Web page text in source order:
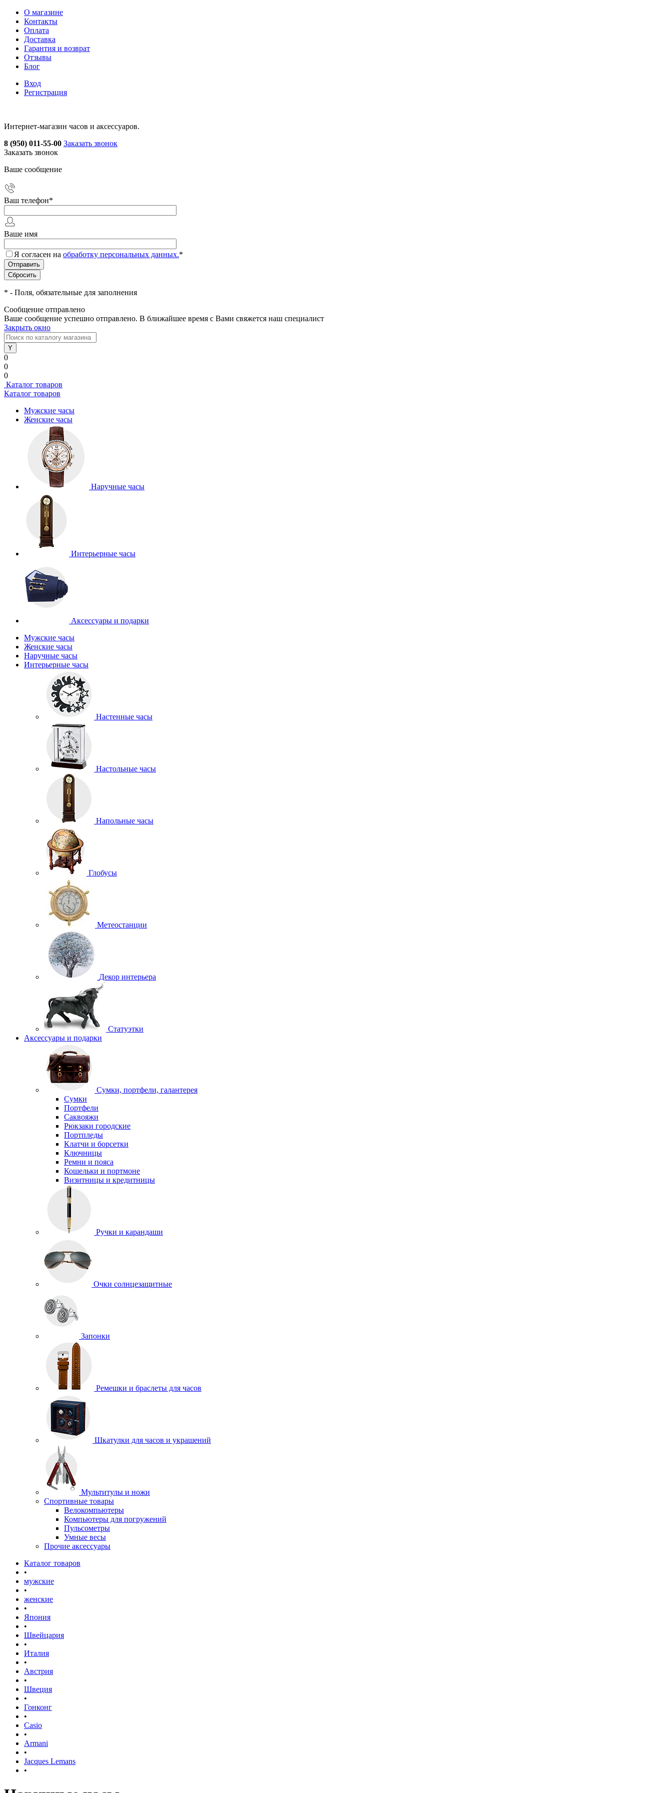
О магазине
Контакты
Оплата
Доставка
Гарантия и возврат
Отзывы
Блог
Вход
Регистрация
Интернет-магазин часов и аксессуаров.
8 (950) 011-55-00 Заказать звонок
Заказать звонок
Ваше сообщение
Ваш телефон*
Ваше имя
Я согласен на обработку персональных данных.*
* - Поля, обязательные для заполнения
Сообщение отправлено
Ваше сообщение успешно отправлено. В ближайшее время с Вами свяжется наш специалист
Закрыть окно
0
0
0
Каталог товаров
Каталог товаров
Мужские часы
Женские часы
Наручные часы
Интерьерные часы
Аксессуары и подарки
Мужские часы
Женские часы
Наручные часы
Интерьерные часы
Настенные часы
Настольные часы
Напольные часы
Глобусы
Метеостанции
Декор интерьера
Статуэтки
Аксессуары и подарки
Сумки, портфели, галантерея
Сумки
Портфели
Саквояжи
Рюкзаки городские
Портпледы
Клатчи и борсетки
Ключницы
Ремни и пояса
Кошельки и портмоне
Визитницы и кредитницы
Ручки и карандаши
Очки солнцезащитные
Запонки
Ремешки и браслеты для часов
Шкатулки для часов и украшений
Мультитулы и ножи
Спортивные товары
Велокомпьютеры
Компьютеры для погружений
Пульсометры
Умные весы
Прочие аксессуары
Каталог товаров
•
мужские
•
женские
•
Япония
•
Швейцария
•
Италия
•
Австрия
•
Швеция
•
Гонконг
•
Casio
•
Armani
•
Jacques Lemans
•